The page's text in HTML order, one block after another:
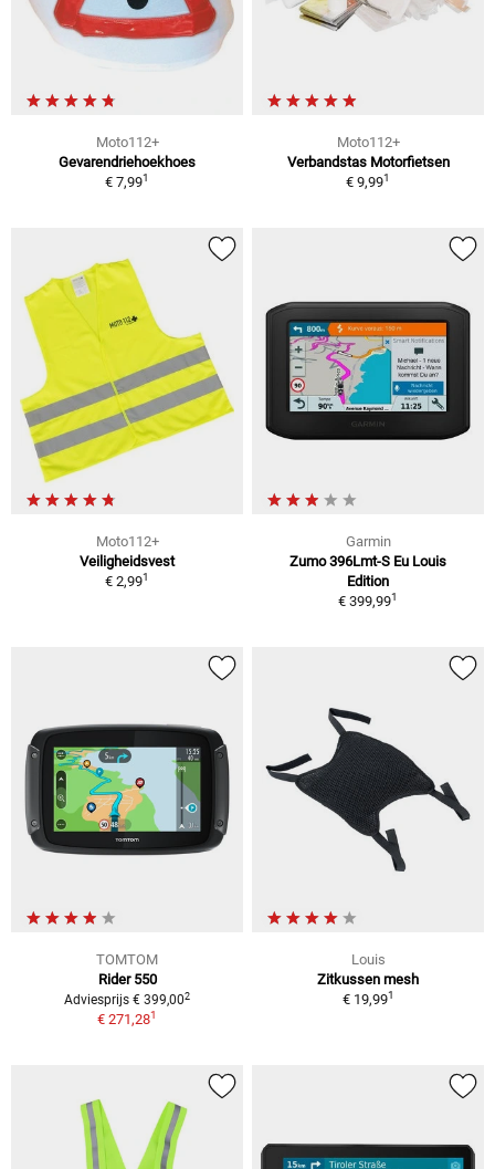
Moto112+
Gevarendriehoekhoes
€ 7,991
Moto112+
Verbandstas Motorfietsen
€ 9,991
Moto112+
Veiligheidsvest
€ 2,991
Garmin
Zumo 396Lmt-S Eu Louis
Edition
€ 399,991
TOMTOM
Rider 550
Adviesprijs € 399,002
€ 271,281
Louis
Zitkussen mesh
€ 19,991